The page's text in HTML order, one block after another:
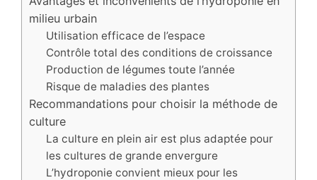
milieu urbain
Utilisation efficace de l’espace
Contrôle total des conditions de croissance
Production de légumes toute l’année
Risque de maladies des plantes
Recommandations pour choisir la méthode de
culture
La culture en plein air est plus adaptée pour
les cultures de grande envergure
L’hydroponie convient mieux pour les